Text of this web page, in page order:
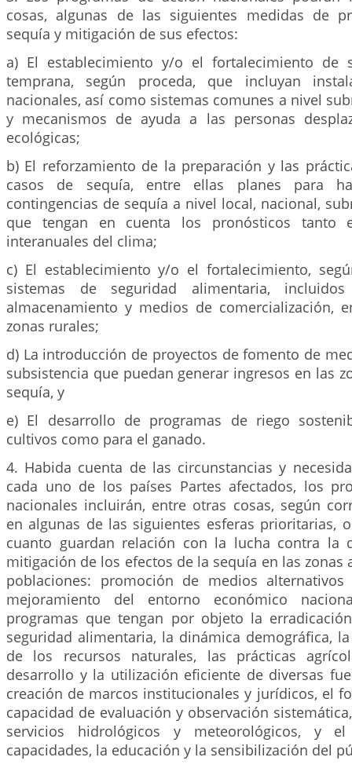
cosas, algunas de las siguientes medidas de
sequía y mitigación de sus efectos:
a) El establecimiento y/o el fortalecimiento de
temprana, según proceda, que incluyan
nacionales, así como sistemas comunes a nivel
y mecanismos de ayuda a las personas
ecológicas;
b) El reforzamiento de la preparación y las
casos de sequía, entre ellas planes para
contingencias de sequía a nivel local, nacional,
que tengan en cuenta los pronósticos tanto
interanuales del clima;
c) El establecimiento y/o el fortalecimiento,
sistemas de seguridad alimentaria,
almacenamiento y medios de comercialización,
zonas rurales;
d) La introducción de proyectos de fomento de
subsistencia que puedan generar ingresos en las
sequía, y
e) El desarrollo de programas de riego
cultivos como para el ganado.
4. Habida cuenta de las circunstancias y
cada uno de los países Partes afectados, los
nacionales incluirán, entre otras cosas, según
en algunas de las siguientes esferas prioritarias,
cuanto guardan relación con la lucha contra la
mitigación de los efectos de la sequía en las zonas
poblaciones: promoción de medios
mejoramiento del entorno económico
programas que tengan por objeto la
seguridad alimentaria, la dinámica demográfica,
de los recursos naturales, las prácticas
desarrollo y la utilización eficiente de diversas
creación de marcos institucionales y jurídicos, el
capacidad de evaluación y observación
servicios hidrológicos y meteorológicos, y
capacidades, la educación y la sensibilización del